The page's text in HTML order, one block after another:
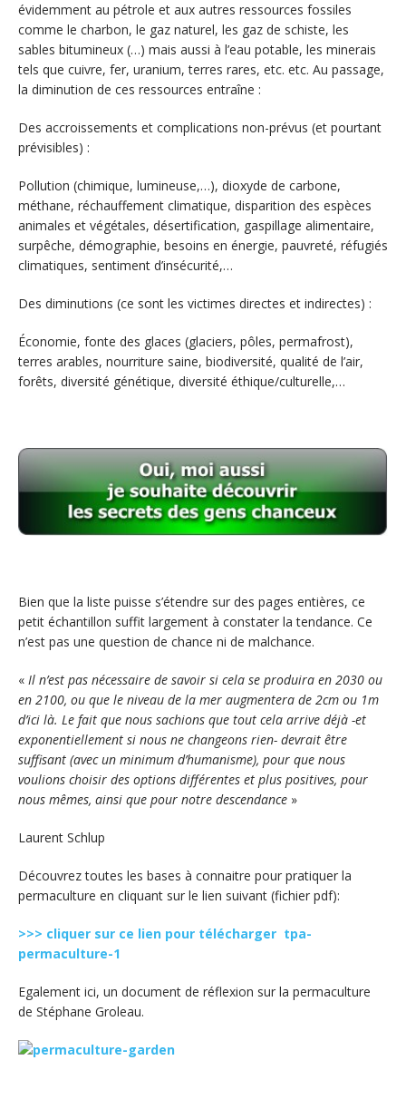
évidemment au pétrole et aux autres ressources fossiles
comme le charbon, le gaz naturel, les gaz de schiste, les
sables bitumineux (…) mais aussi à l’eau potable, les minerais
tels que cuivre, fer, uranium, terres rares, etc. etc. Au passage,
la diminution de ces ressources entraîne :
Des accroissements et complications non-prévus (et pourtant
prévisibles) :
Pollution (chimique, lumineuse,…), dioxyde de carbone,
méthane, réchauffement climatique, disparition des espèces
animales et végétales, désertification, gaspillage alimentaire,
surpêche, démographie, besoins en énergie, pauvreté, réfugiés
climatiques, sentiment d’insécurité,…
Des diminutions (ce sont les victimes directes et indirectes) :
Économie, fonte des glaces (glaciers, pôles, permafrost),
terres arables, nourriture saine, biodiversité, qualité de l’air,
forêts, diversité génétique, diversité éthique/culturelle,…
Bien que la liste puisse s’étendre sur des pages entières, ce
petit échantillon suffit largement à constater la tendance. Ce
n’est pas une question de chance ni de malchance.
« Il n’est pas nécessaire de savoir si cela se produira en 2030 ou
en 2100, ou que le niveau de la mer augmentera de 2cm ou 1m
d’ici là. Le fait que nous sachions que tout cela arrive déjà -et
exponentiellement si nous ne changeons rien- devrait être
suffisant (avec un minimum d’humanisme), pour que nous
voulions choisir des options différentes et plus positives, pour
nous mêmes, ainsi que pour notre descendance »
Laurent Schlup
Découvrez toutes les bases à connaitre pour pratiquer la
permaculture en cliquant sur le lien suivant (fichier pdf):
>>> cliquer sur ce lien pour télécharger tpa-
permaculture-1
Egalement ici, un document de réflexion sur la permaculture
de Stéphane Groleau.